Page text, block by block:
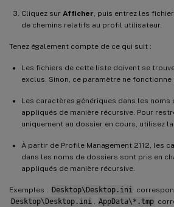
Cliquez sur Afficher , puis entrez les
de chemins relatifs au profil utilisateur.
Tenez également compte de ce qui suit :
Les fichiers de cette liste doivent se
exclus. Sinon, ce paramètre ne fonctionne
Les caractères génériques dans les
appliqués de manière récursive. Pour
uniquement au dossier en cours, utilisez
À partir de Profile Management 2112, les
dans les noms de dossiers sont pris en
appliqués de manière récursive.
Exemples : Desktop\Desktop.ini
Desktop\Desktop.ini
AppData\*.tmp